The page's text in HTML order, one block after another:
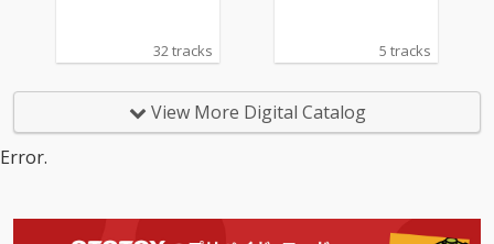
32 tracks 5 tracks
View More Digital Catalog
Error.